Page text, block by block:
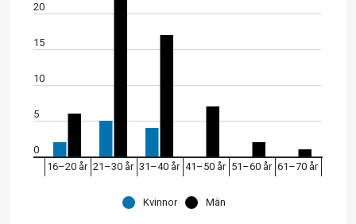
20
15
10
5
0
16–20 år 21–30 år 31–40 år 41–50 år 51–60 år 61–70 år
Kvinnor Män